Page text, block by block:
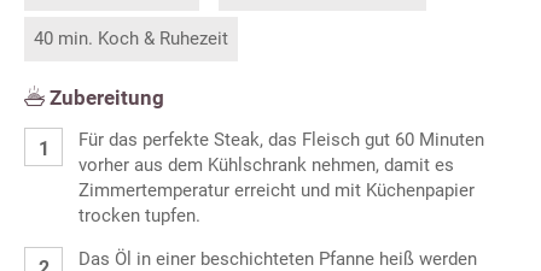
40 min. Koch & Ruhezeit
Zubereitung
Für das perfekte Steak, das Fleisch gut 60 Minuten
vorher aus dem Kühlschrank nehmen, damit es
Zimmertemperatur erreicht und mit Küchenpapier
trocken tupfen.
Das Öl in einer beschichteten Pfanne heiß werden